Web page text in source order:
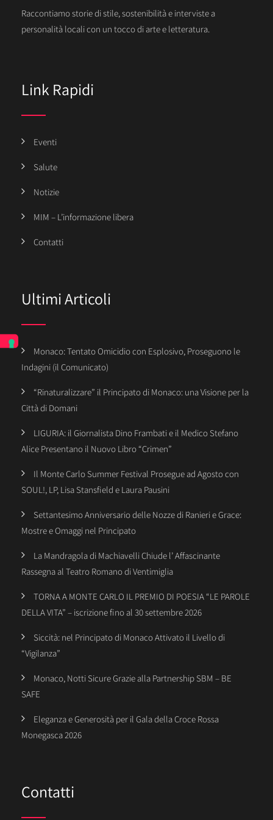
Raccontiamo storie di stile, sostenibilità e interviste a
personalità locali con un tocco di arte e letteratura.
Link Rapidi
Eventi
Salute
Notizie
MIM – L’informazione libera
Contatti
Ultimi Articoli
Monaco: Tentato Omicidio con Esplosivo, Proseguono le
Indagini (il Comunicato)
“Rinaturalizzare” il Principato di Monaco: una Visione per la
Città di Domani
LIGURIA: il Giornalista Dino Frambati e il Medico Stefano
Alice Presentano il Nuovo Libro “Crimen”
Il Monte Carlo Summer Festival Prosegue ad Agosto con
SOUL!, LP, Lisa Stansfield e Laura Pausini
Settantesimo Anniversario delle Nozze di Ranieri e Grace:
Mostre e Omaggi nel Principato
La Mandragola di Machiavelli Chiude l’ Affascinante
Rassegna al Teatro Romano di Ventimiglia
TORNA A MONTE CARLO IL PREMIO DI POESIA “LE PAROLE
DELLA VITA” – iscrizione fino al 30 settembre 2026
Siccità: nel Principato di Monaco Attivato il Livello di
“Vigilanza”
Monaco, Notti Sicure Grazie alla Partnership SBM – BE
SAFE
Eleganza e Generosità per il Gala della Croce Rossa
Monegasca 2026
Contatti